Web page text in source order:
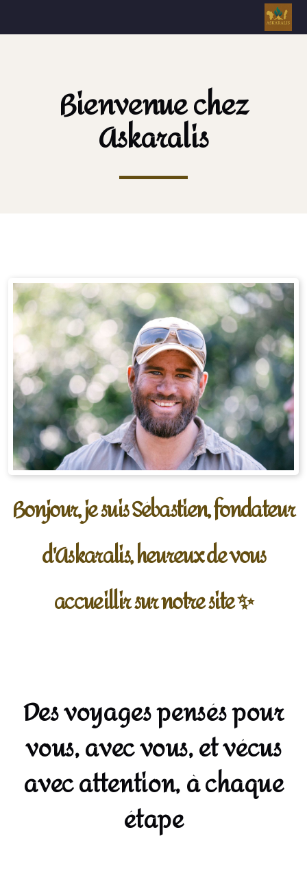
Bienvenue chez
Askaralis
Bonjour, je suis Sébastien, fondateur
d'Askaralis, heureux de vous
accueillir sur notre site✨
Des voyages pensés pour
vous, avec vous, et vécus
avec attention, à chaque
étape